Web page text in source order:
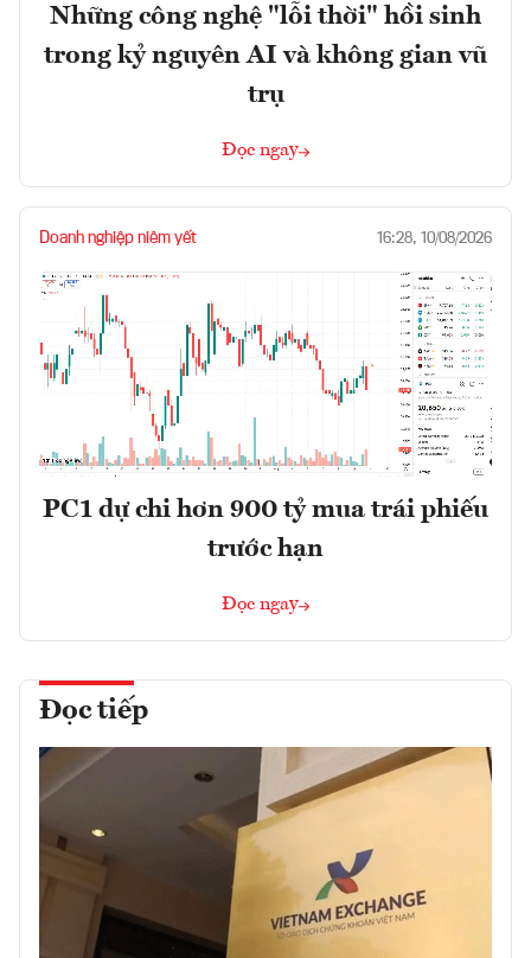
Những công nghệ "lỗi thời" hồi sinh
trong kỷ nguyên AI và không gian vũ
trụ
Đọc ngay
Doanh nghiệp niêm yết 16:28, 10/08/2026
PC1 dự chi hơn 900 tỷ mua trái phiếu
trước hạn
Đọc ngay
Đọc tiếp